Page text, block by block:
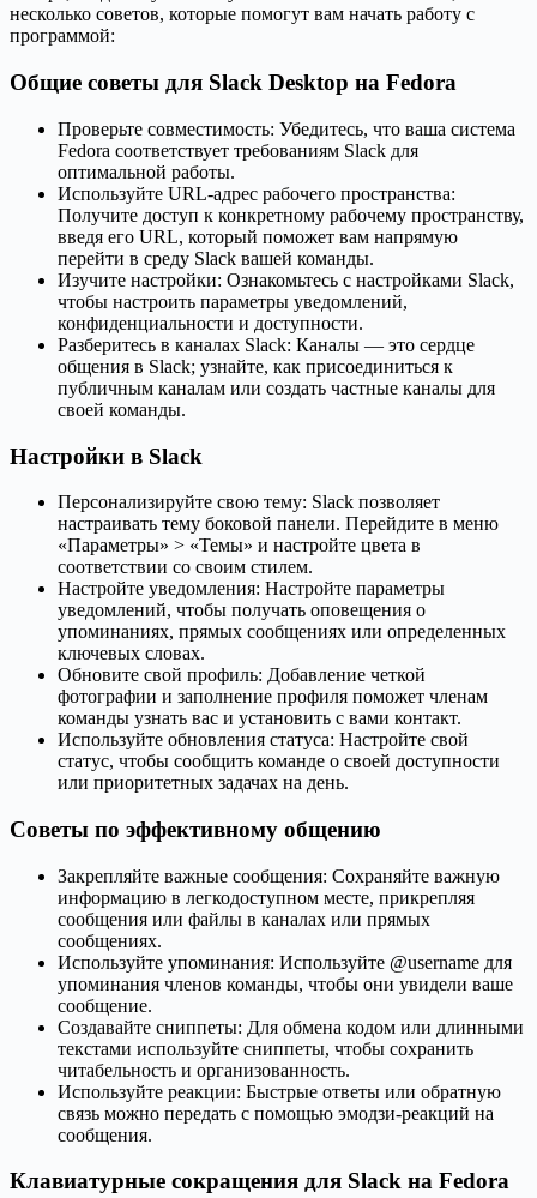
несколько советов, которые помогут вам начать работу с
программой:
Общие советы для Slack Desktop на Fedora
Проверьте совместимость: Убедитесь, что ваша система
Fedora соответствует требованиям Slack для
оптимальной работы.
Используйте URL-адрес рабочего пространства:
Получите доступ к конкретному рабочему пространству,
введя его URL, который поможет вам напрямую
перейти в среду Slack вашей команды.
Изучите настройки: Ознакомьтесь с настройками Slack,
чтобы настроить параметры уведомлений,
конфиденциальности и доступности.
Разберитесь в каналах Slack: Каналы — это сердце
общения в Slack; узнайте, как присоединиться к
публичным каналам или создать частные каналы для
своей команды.
Настройки в Slack
Персонализируйте свою тему: Slack позволяет
настраивать тему боковой панели. Перейдите в меню
«Параметры» > «Темы» и настройте цвета в
соответствии со своим стилем.
Настройте уведомления: Настройте параметры
уведомлений, чтобы получать оповещения о
упоминаниях, прямых сообщениях или определенных
ключевых словах.
Обновите свой профиль: Добавление четкой
фотографии и заполнение профиля поможет членам
команды узнать вас и установить с вами контакт.
Используйте обновления статуса: Настройте свой
статус, чтобы сообщить команде о своей доступности
или приоритетных задачах на день.
Советы по эффективному общению
Закрепляйте важные сообщения: Сохраняйте важную
информацию в легкодоступном месте, прикрепляя
сообщения или файлы в каналах или прямых
сообщениях.
Используйте упоминания: Используйте @username для
упоминания членов команды, чтобы они увидели ваше
сообщение.
Создавайте сниппеты: Для обмена кодом или длинными
текстами используйте сниппеты, чтобы сохранить
читабельность и организованность.
Используйте реакции: Быстрые ответы или обратную
связь можно передать с помощью эмодзи-реакций на
сообщения.
Клавиатурные сокращения для Slack на Fedora